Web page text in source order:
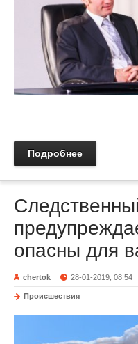
Подробнее
опасны для
chertok 28-01-2019, 08:54
Происшествия